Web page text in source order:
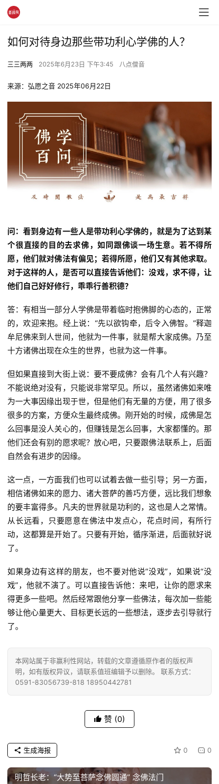
讯
八
点
僧
高
僧
菩
如何对待身边那些带功利心学佛的人？
三三两两 2025年6月23日 下午3:45 八点僧音
来源：弘愿之音 2025年06月22日
问：看到身边有一些人是带功利心学佛的，就是为了达到某
个很直接的目的去求佛，如同跟佛谈一场生意。若不得所
愿，他们就对佛法有偏见；若得所愿，他们又有其他求取。
对于这样的人，是否可以直接告诉他们：没戏，求不得，让
他们自己好好修行，乖乖行善积德？
答：有相当一部分人学佛是带着临时抱佛脚的心态的，正常
的，欢迎来抱。经上说：“先以欲钩牵，后令入佛智。”释迦
牟尼佛来到人世间，他就为一件事，就是帮大家成佛。乃至
十方诸佛出现在众生的世界，也就为这一件事。
但如果直接到大街上说：要不要成佛？会有几个人有兴趣？
不能说绝对没有，只能说非常罕见。所以，虽然诸佛如来唯
为一大事因缘出现于世，但是他们有无量的方便，用了很多
很多的方案，方便众生最终成佛。刚开始的时候，成佛是怎
么回事是没人关心的，但赚钱是怎么回事，大家都懂的。那
他们还会有别的愿求呢？放心吧，只要跟佛法联系上，后面
自然会有进步的因缘。
这一点，一方面我们也可以试着去做一些引导；另一方面，
相信诸佛如来的愿力、诸大菩萨的善巧方便，远比我们想象
的要丰富得多。凡夫的世界就是功利的，这也是人之常情。
从长远看，只要愿意在佛法中发点心，花点时间，有所行
动，这都算是开始了。只要有开始，循序渐进，后面就好说
了。
如果身边有这样的朋友，也不要对他说“没戏”，如果说“没
戏”，他就不演了。可以直接告诉他：来吧，让你的愿求来
得更多一些吧。然后经常跟他分享一些佛法，每次加一些能
够让他心量更大、目标更长远的一些想法，逐步去引导就行
了。
本网站属于非赢利性网站，转载的文章遵循原作者的版权声
明，如有版权异议，请联系值班编辑予以删除。 联系方式：
0591-83056739-818 18950442781
赞 (0)
0 0
生成海报
明哲长老：“大势至菩萨念佛圆通” 念佛法门